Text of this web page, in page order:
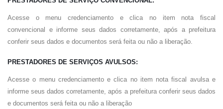
Acesse o menu credenciamento e clica no item nota fiscal
convencional e informe seus dados corretamente, após a prefeitura
conferir seus dados e documentos será feita ou não a liberação.
PRESTADORES DE SERVIÇOS AVULSOS:
Acesse o menu credenciamento e clica no item nota fiscal avulsa e
informe seus dados corretamente, após a prefeitura conferir seus dados
e documentos será feita ou não a liberação